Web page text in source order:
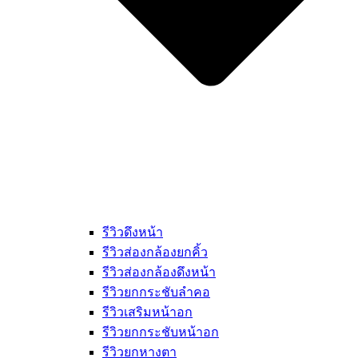
รีวิวดึงหน้า
รีวิวส่องกล้องยกคิ้ว
รีวิวส่องกล้องดึงหน้า
รีวิวยกกระชับลำคอ
รีวิวเสริมหน้าอก
รีวิวยกกระชับหน้าอก
รีวิวยกหางตา